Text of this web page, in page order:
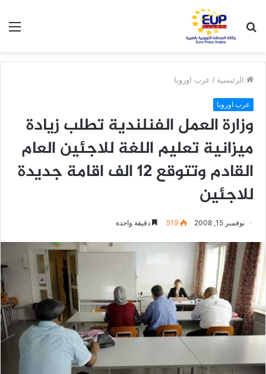
عن
الرئيسية / عرب اوروبا
عرب اوروبا
وزارة العمل الفنلندية تطلب زيادة
ميزانية تعليم اللغة للاجئين العام
القادم وتتوقع 12 الف اقامة جديدة
للاجئين
نوفمبر 15, 2008 519 دقيقة واحدة